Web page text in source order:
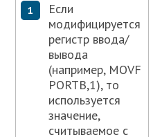
Если
модифицируется
регистр ввода/
вывода
(например, MOVF
PORTB,1), то
используется
значение,
считываемое с